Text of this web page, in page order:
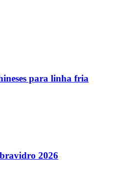
para linha fria
2026